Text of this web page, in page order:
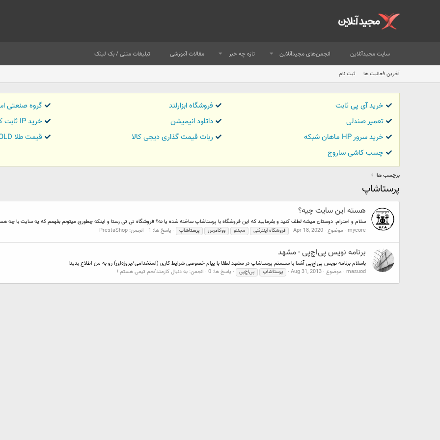
سایت مجیدآنلاین انجمن‌های مجیدآنلاین تازه چه خبر مقالات آموزشی تبلیغات متنی / بک لینک
آخرین فعالیت ها ثبت نام
خرید آی پی ثابت فروشگاه ابزارلند
گروه صنعتی
تعمیر صندلی
داتلود انیمیشن
خرید IP ثابت کاور تریدر
خرید سرور HP ماهان شبکه
ربات قیمت گذاری دیجی کالا
قیمت طلا GOLD
چسب کاشی ساروج
برچسب ها
پرستاشاپ
هسته این سایت چیه؟
سلام و احترام. دوستان میشه لطف کنید و بفرمایید که این فروشگاه با پرستاشاپ ساخته شده یا نه؟ فروشگاه تی تی رستا و اینکه چطوری میتونم بفهمم که یه سایت با چه
mycore موضوع Apr 18, 2020 فروشگاه اینترنتی مجنتو ووکامرس پرستاشاپ پاسخ ها: 1 انجمن: PrestaShop
برنامه نویس پی‌اچ‌پی - مشهد
باسلام برنامه نویس پی‌اچ‌پی آشنا با ستستم پرستاشاپ در مشهد لطفا با پیام خصوصی شرایط کاری (استخدامی/پروژه‌ای) رو به من اطلاع بدید!
masuod موضوع Aug 31, 2013 پرستاشاپ پی‌اچ‌پی پاسخ ها: 0 انجمن: به دنبال کارمند/هم تیمی هستم !